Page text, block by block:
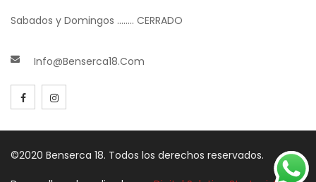
Sabados y Domingos ........ CERRADO
Info@benserca18.com
©2020 Benserca 18. Todos los derechos reservados.